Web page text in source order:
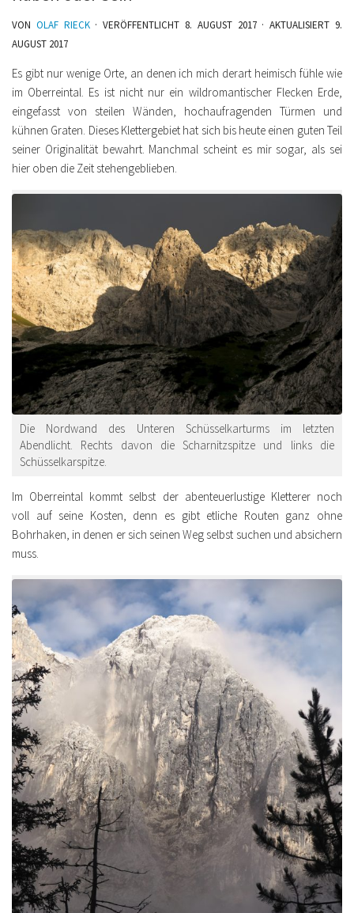
VON OLAF RIECK · VERÖFFENTLICHT 8. AUGUST 2017· AKTUALISIERT9.
AUGUST 2017
Es gibt nur wenige Orte, an denen ich mich derart heimisch fühle wie
im Oberreintal. Es ist nicht nur ein wildromantischer Flecken Erde,
eingefasst von steilen Wänden, hochaufragenden Türmen und
kühnen Graten. Dieses Klettergebiet hat sich bis heute einen guten Teil
seiner Originalität bewahrt. Manchmal scheint es mir sogar, als sei
hier oben die Zeit stehengeblieben.
Die Nordwand des Unteren Schüsselkarturms im letzten
Abendlicht. Rechts davon die Scharnitzspitze und links die
Schüsselkarspitze.
Im Oberreintal kommt selbst der abenteuerlustige Kletterer noch
voll auf seine Kosten, denn es gibt etliche Routen ganz ohne
Bohrhaken, in denen er sich seinen Weg selbst suchen und absichern
muss.